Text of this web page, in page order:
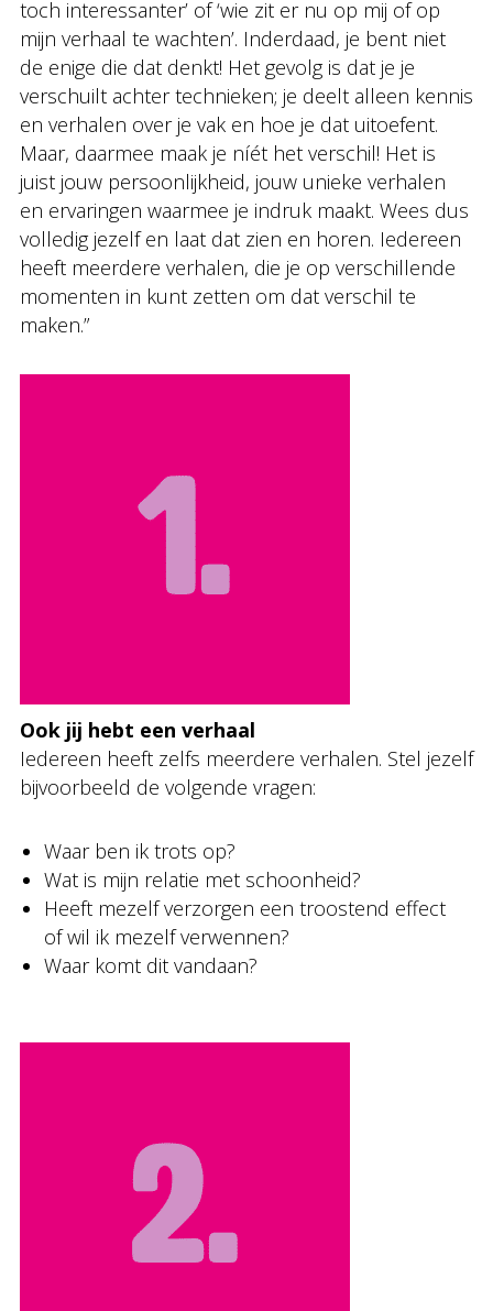
toch interessanter’ of ‘wie zit er nu op mij of op
mijn verhaal te wachten’. Inderdaad, je bent niet
de enige die dat denkt! Het gevolg is dat je je
verschuilt achter technieken; je deelt alleen kennis
en verhalen over je vak en hoe je dat uitoefent.
Maar, daarmee maak je níét het verschil! Het is
juist jouw persoonlijkheid, jouw unieke verhalen
en ervaringen waarmee je indruk maakt. Wees dus
volledig jezelf en laat dat zien en horen. Iedereen
heeft meerdere verhalen, die je op verschillende
momenten in kunt zetten om dat verschil te
maken.”
Ook jij hebt een verhaal
Iedereen heeft zelfs meerdere verhalen. Stel jezelf
bijvoorbeeld de volgende vragen:
Waar ben ik trots op?
Wat is mijn relatie met schoonheid?
Heeft mezelf verzorgen een troostend effect
of wil ik mezelf verwennen?
Waar komt dit vandaan?